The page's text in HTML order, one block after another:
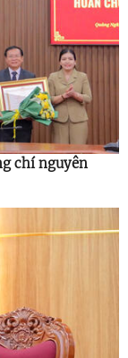
chí nguyên